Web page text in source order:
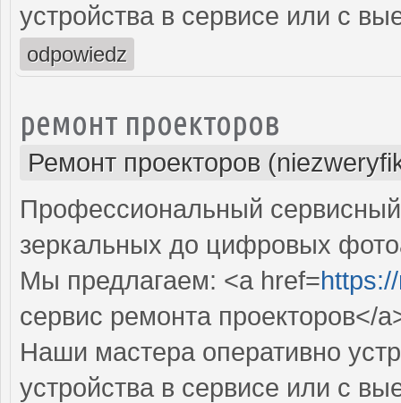
устройства в сервисе или с
odpowiedz
ремонт проекторов
Ремонт проекторов
Профессиональный
зеркальных до цифровых
Мы предлагаем: <a href=
сервис ремонта проекторов</
Наши мастера оперативно
устройства в сервисе или с